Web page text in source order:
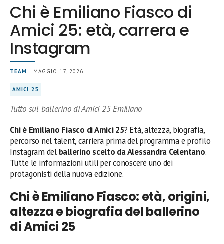
Chi è Emiliano Fiasco di
Amici 25: età, carrera e
Instagram
TEAM | MAGGIO 17, 2026
AMICI 25
Tutto sul ballerino di Amici 25 Emiliano
Chi è Emiliano Fiasco di Amici 25? Età, altezza, biografia,
percorso nel talent, carriera prima del programma e profilo
Instagram del ballerino scelto da Alessandra Celentano.
Tutte le informazioni utili per conoscere uno dei
protagonisti della nuova edizione.
Chi è Emiliano Fiasco: età, origini,
altezza e biografia del ballerino
di Amici 25